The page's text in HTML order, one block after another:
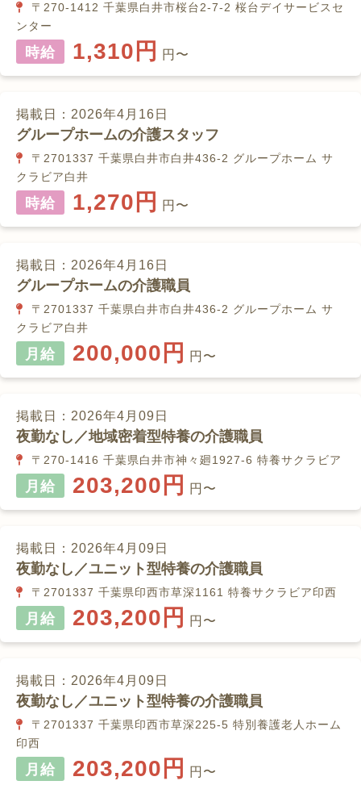
〒270-1412 千葉県白井市桜台2-7-2 桜台デイサービスセ
ンター
時給 1,310円 円〜
掲載日：2026年4月16日
グループホームの介護スタッフ
〒2701337 千葉県白井市白井436-2 グループホーム サ
クラビア白井
時給 1,270円 円〜
掲載日：2026年4月16日
グループホームの介護職員
〒2701337 千葉県白井市白井436-2 グループホーム サ
クラビア白井
月給 200,000円 円〜
掲載日：2026年4月09日
夜勤なし／地域密着型特養の介護職員
〒270-1416 千葉県白井市神々廻1927-6 特養サクラビア
月給 203,200円 円〜
掲載日：2026年4月09日
夜勤なし／ユニット型特養の介護職員
〒2701337 千葉県印西市草深1161 特養サクラビア印西
月給 203,200円 円〜
掲載日：2026年4月09日
夜勤なし／ユニット型特養の介護職員
〒2701337 千葉県印西市草深225-5 特別養護老人ホーム
印西
月給 203,200円 円〜